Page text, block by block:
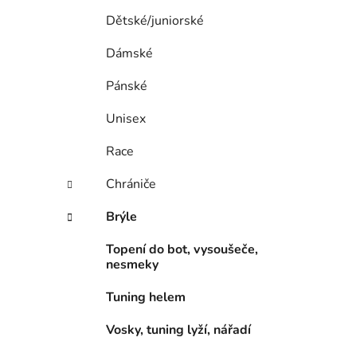
Dětské/juniorské
Dámské
Pánské
Unisex
Race
Chrániče
Brýle
Topení do bot, vysoušeče,
nesmeky
Tuning helem
Vosky, tuning lyží, nářadí